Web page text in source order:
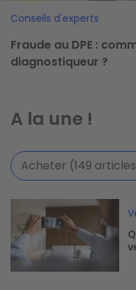
Conseils d'experts
Fraude au DPE :
diagnostiqueur ?
A la une !
Acheter (149